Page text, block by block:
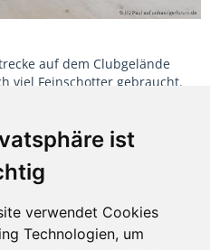
ist
verwendet Cookies
Technologien, um
auf dem Clubgelände
viel Feinschotter gebraucht.
Kübeln schnell zu mühsam.
"mach bitte nicht so